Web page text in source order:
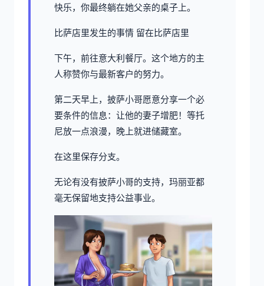
快乐，你最终躺在她父亲的桌子上。
比萨店里发生的事情 留在比萨店里
下午，前往意大利餐厅。这个地方的主
人称赞你与最新客户的努力。
第二天早上，披萨小哥愿意分享一个必
要条件的信息：让他的妻子增肥！等托
尼放一点浪漫，晚上就进储藏室。
在这里保存分支。
无论有没有披萨小哥的支持，玛丽亚都
毫无保留地支持公益事业。